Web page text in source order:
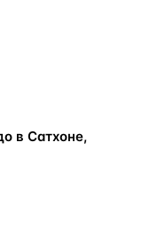
в Сатхоне,